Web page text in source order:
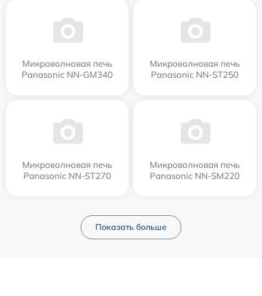
Микроволновая печь
Panasonic NN-GM340
Микроволновая печь
Panasonic NN-ST250
Микроволновая печь
Panasonic NN-ST270
Микроволновая печь
Panasonic NN-SM220
Показать больше